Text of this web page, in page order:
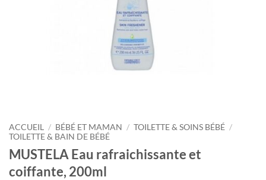
ACCUEIL / BÉBÉ ET MAMAN / TOILETTE & SOINS BÉBÉ /
TOILETTE & BAIN DE BÉBÉ
MUSTELA Eau rafraichissante et
coiffante, 200ml